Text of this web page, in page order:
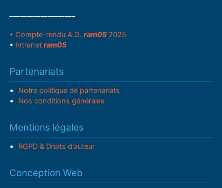
• Compte-rendu A.G.ram05 2025
• Intranetram05
Partenariats
Notre politique de partenariats
Nos conditions générales
Mentions légales
RGPD & Droits d'auteur
Conception Web